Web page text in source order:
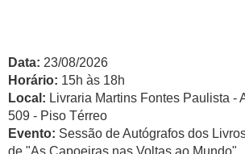
Data: 23/08/2026
Horário: 15h às 18h
Local: Livraria Martins Fontes Paulista -
509 - Piso Térreo
Evento: Sessão de Autógrafos dos
de "As Capoeiras nas Voltas ao Mundo"